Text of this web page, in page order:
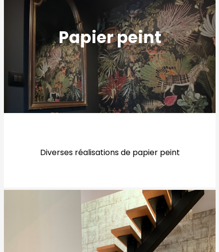
Papier peint
Diverses réalisations de papier peint